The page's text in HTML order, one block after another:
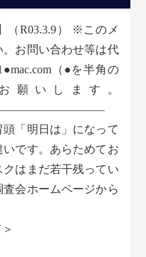
（R03.3.9） ※このメ
お問い合わせ等は代
（●を半角の
願いします。
「明日は」になって
です。あらためてお
はまだ若干残ってい
会ホームページから